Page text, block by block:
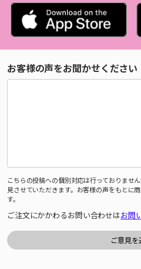
お客様の声をお聞かせください
こちらの投稿への個別対応は行っておりませ
見させていただきます。お客様の声をもとに
す。
ご注文にかかわるお問い合わせはお問